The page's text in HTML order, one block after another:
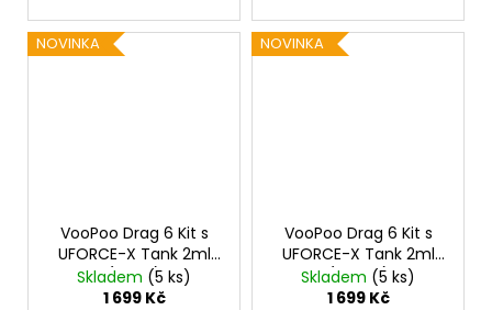
NOVINKA
VooPoo Drag 6 Kit s
UFORCE-X Tank 2ml
(Black)
Skladem (5 ks)
1 699 Kč
NOVINKA
VooPoo Drag 6 Kit s
UFORCE-X Tank 2ml
(Green)
Skladem (5 ks)
1 699 Kč